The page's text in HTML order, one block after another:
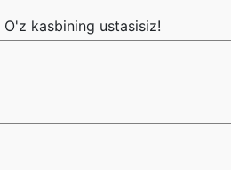
kasbining ustasisiz!